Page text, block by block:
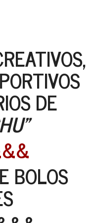
DE
BOLOS